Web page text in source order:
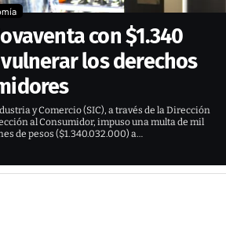
con $1.340
los derechos
y Comercio (SIC), a través de la Dirección
al Consumidor, impuso una multa de mil
de pesos ($1.340.032.000) a…